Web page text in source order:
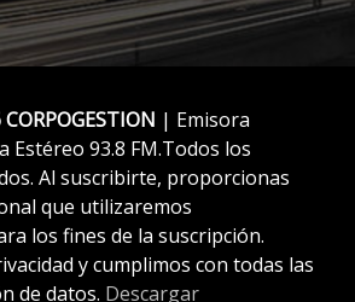
| Emisora
Estéreo 93.8 FM.Todos los
Al suscribirte, proporcionas
que utilizaremos
los fines de la suscripción.
y cumplimos con todas las
de datos. Descargar